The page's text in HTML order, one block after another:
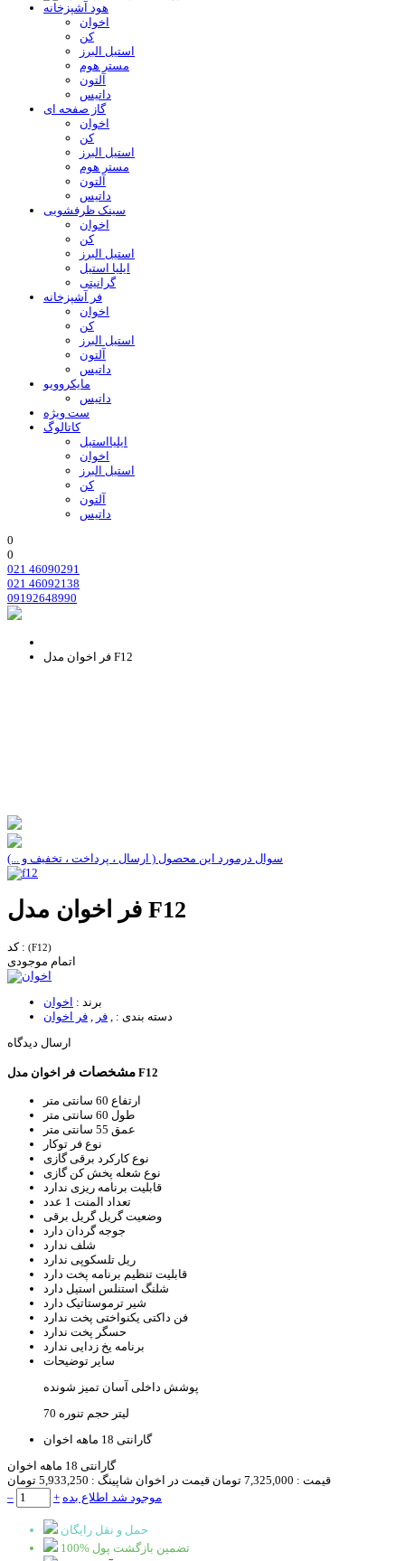
هود آشپزخانه
اخوان
کن
استیل البرز
مستر هوم
آلتون
داتیس
گاز صفحه ای
اخوان
کن
استیل البرز
مستر هوم
آلتون
داتیس
سینک ظرفشویی
اخوان
کن
استیل البرز
ایلیا استیل
گرانیتی
فر آشپزخانه
اخوان
کن
استیل البرز
آلتون
داتیس
مایکروویو
داتیس
ست ویژه
کاتالوگ
ایلیااستیل
اخوان
استیل البرز
کن
آلتون
داتیس
0
0
021 46090291
021 46092138
09192648990
فر اخوان مدل F12
سوال درمورد این محصول ( ارسال ، پرداخت ، تخفیف و ...)
فر اخوان مدل F12
کد : (F12)
اتمام موجودی
برند : اخوان
دسته بندی :
فر
فر اخوان
ارسال دیدگاه
مشخصات فر اخوان مدل F12
ارتفاع 60 سانتی متر
طول 60 سانتی متر
عمق 55 سانتی متر
نوع فر توکار
نوع کارکرد برقی گازی
نوع شعله پخش کن گازی
قابلیت برنامه ریزی ندارد
تعداد المنت 1 عدد
وضعیت گریل گریل برقی
جوجه گردان دارد
شلف ندارد
ریل تلسکوپی ندارد
قابلیت تنظیم برنامه پخت دارد
شلنگ استنلس استیل دارد
شیر ترموستاتیک دارد
فن داکتی یکنواختی پخت ندارد
حسگر پخت ندارد
برنامه یخ زدایی ندارد
سایر توضیحات
پوشش داخلی آسان تمیز شونده
70 لیتر حجم تنوره
گارانتی 18 ماهه اخوان
گارانتی 18 ماهه اخوان
قیمت : 7,325,000 تومان قیمت در اخوان شاپینگ : 5,933,250 تومان
–
+ موجود شد اطلاع بده
حمل و نقل رایگان
100% تضمین بازگشت پول